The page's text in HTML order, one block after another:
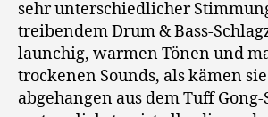
sehr unterschiedlicher
treibendem Drum & Bass-
launchig, warmen Tönen und
trockenen Sounds, als kämen
abgehangen aus dem Tuff